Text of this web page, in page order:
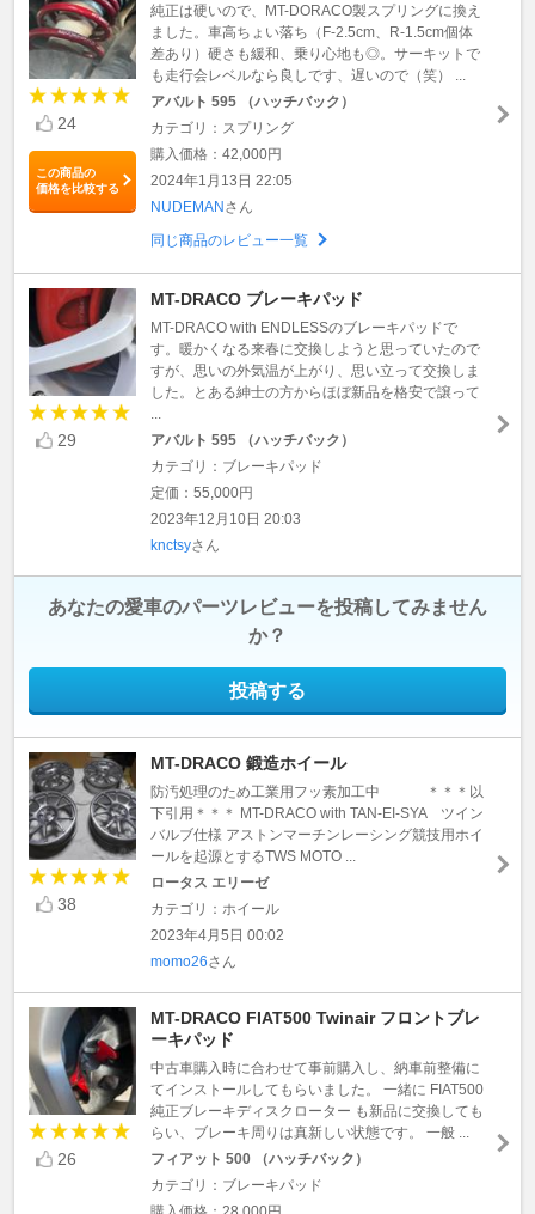
24
この商品の
価格を比較する
純正は硬いので、MT-DORACO製スプリングに換え
ました。車高ちょい落ち（F-2.5cm、R-1.5cm個体
差あり）硬さも緩和、乗り心地も◎。サーキットで
も走行会レベルなら良しです、遅いので（笑） ...
アバルト 595 （ハッチバック）
カテゴリ：スプリング
購入価格：42,000円
2024年1月13日 22:05
NUDEMANさん
同じ商品のレビュー一覧
29
MT-DRACO ブレーキパッド
MT-DRACO with ENDLESSのブレーキパッドで
す。暖かくなる来春に交換しようと思っていたので
すが、思いの外気温が上がり、思い立って交換しま
した。とある紳士の方からほぼ新品を格安で譲って
アバルト 595 （ハッチバック）
カテゴリ：ブレーキパッド
定価：55,000円
2023年12月10日 20:03
knctsyさん
あなたの愛車のパーツレビューを投稿してみません
か？
投稿する
38
MT-DRACO 鍛造ホイール
防汚処理のため工業用フッ素加工中 ＊＊＊以
下引用＊＊＊ MT-DRACO with TAN-EI-SYA ツイン
バルブ仕様 アストンマーチンレーシング競技用ホイ
ールを起源とするTWS MOTO ...
ロータス エリーゼ
カテゴリ：ホイール
2023年4月5日 00:02
momo26さん
26
MT-DRACO FIAT500 Twinair フロントブレ
ーキパッド
中古車購入時に合わせて事前購入し、納車前整備に
てインストールしてもらいました。 一緒に FIAT500
純正ブレーキディスクローター も新品に交換しても
らい、ブレーキ周りは真新しい状態です。 一般 ...
フィアット 500 （ハッチバック）
カテゴリ：ブレーキパッド